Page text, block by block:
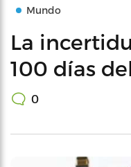
Mundo
La
100 días
0